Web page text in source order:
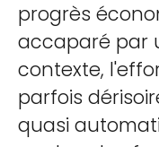
progrès
accaparé par
contexte,
parfois
quasi